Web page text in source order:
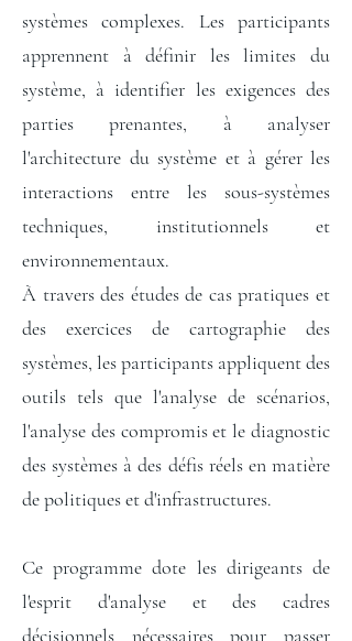
systèmes complexes. Les participants
apprennent à définir les limites du
système, à identifier les exigences des
parties prenantes, à analyser
l'architecture du système et à gérer les
interactions entre les sous-systèmes
techniques, institutionnels et
environnementaux.
À travers des études de cas pratiques et
des exercices de cartographie des
systèmes, les participants appliquent des
outils tels que l'analyse de scénarios,
l'analyse des compromis et le diagnostic
des systèmes à des défis réels en matière
de politiques et d'infrastructures.
Ce programme dote les dirigeants de
l'esprit d'analyse et des cadres
décisionnels nécessaires pour passer